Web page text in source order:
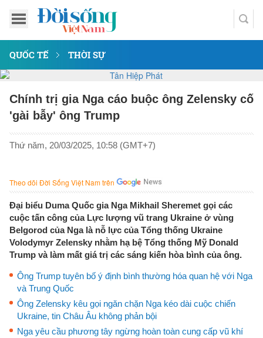
QUỐC TẾ THỜI SỰ
Chính trị gia Nga cáo buộc ông Zelensky cố
'gài bẫy' ông Trump
Thứ năm, 20/03/2025, 10:58 (GMT+7)
Theo dõi Đời Sống Việt Nam trên
Đại biểu Duma Quốc gia Nga Mikhail Sheremet gọi các
cuộc tấn công của Lực lượng vũ trang Ukraine ở vùng
Belgorod của Nga là nỗ lực của Tổng thống Ukraine
Volodymyr Zelensky nhằm hạ bệ Tổng thống Mỹ Donald
Trump và làm mất giá trị các sáng kiến ​​hòa bình của ông.
Ông Trump tuyên bố ý định bình thường hóa quan hệ với Nga
và Trung Quốc
Ông Zelensky kêu gọi ngăn chặn Nga kéo dài cuộc chiến
Ukraine, tin Châu Âu không phản bội
Nga yêu cầu phương tây ngừng hoàn toàn cung cấp vũ khí